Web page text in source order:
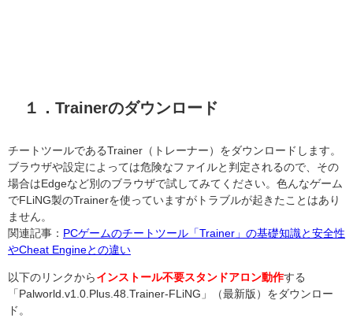
１．Trainerのダウンロード
チートツールであるTrainer（トレーナー）をダウンロードします。
ブラウザや設定によっては危険なファイルと判定されるので、その
場合はEdgeなど別のブラウザで試してみてください。色んなゲーム
でFLiNG製のTrainerを使っていますがトラブルが起きたことはあり
ません。
関連記事： PCゲームのチートツール「Trainer」の基礎知識と安全性
やCheat Engineとの違い
以下のリンクから インストール不要スタンドアロン動作する
「Palworld.v1.0.Plus.48.Trainer-FLiNG」（最新版）をダウンロー
ド。